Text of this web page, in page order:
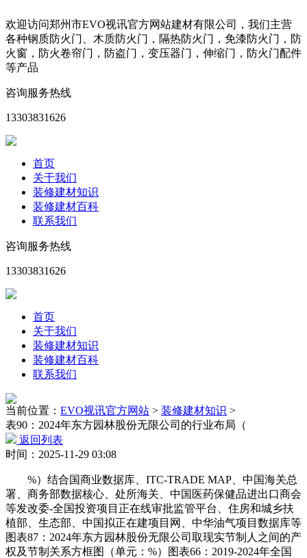
欢迎访问郑州市EVO视讯官方网站建材有限公司，我们主营
各种钢质防火门、木质防火门，隔热防火门，免漆防火门，防
火窗，防火卷帘门，防盗门，变压器门，伸缩门，防火门配件
等产品
咨询服务热线
13303831626
首页
关于我们
装修建材知识
装修建材百科
联系我们
咨询服务热线
13303831626
首页
关于我们
装修建材知识
装修建材百科
联系我们
当前位置： EVO视讯官方网站 > 装修建材知识 >
表90：2024年东方园林股份无限公司的行业布局（
返回列表
时间：2025-11-29 03:08
%）结合国商业数据库、ITC-TRADE MAP、中国海关总
署、商务部数据核心、处所海关、中国医药保健品进出口商会
等发改委-全国投资项目正在线审批监管平台、住房和城乡扶
植部、生态部、中国拟正在建项目网、中华油气项目数据库等
图表87：2024年东方园林股份无限公司取现实节制人之间的产
权及节制关系方框图（单元：%）图表66：2019-2024年全国